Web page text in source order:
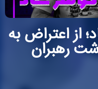
از اعتراض به
رهبران